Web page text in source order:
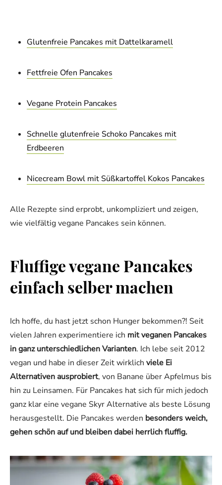
Glutenfreie Pancakes mit Dattelkaramell
Fettfreie Ofen Pancakes
Vegane Protein Pancakes
Schnelle glutenfreie Schoko Pancakes mit
Erdbeeren
Nicecream Bowl mit Süßkartoffel Kokos Pancakes
Alle Rezepte sind erprobt, unkompliziert und zeigen,
wie vielfältig vegane Pancakes sein können.
Fluffige vegane Pancakes
einfach selber machen
Ich hoffe, du hast jetzt schon Hunger bekommen?! Seit
vielen Jahren experimentiere ich mit veganen Pancakes
in ganz unterschiedlichen Varianten. Ich lebe seit 2012
vegan und habe in dieser Zeit wirklich viele Ei
Alternativen ausprobiert, von Banane über Apfelmus bis
hin zu Leinsamen. Für Pancakes hat sich für mich jedoch
ganz klar eine vegane Skyr Alternative als beste Lösung
herausgestellt. Die Pancakes werden besonders weich,
gehen schön auf und bleiben dabei herrlich fluffig.